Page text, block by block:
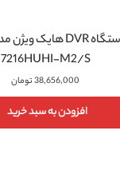
7216HUHI-M2/S
38,656,000تومان
افزودن به سبد خرید